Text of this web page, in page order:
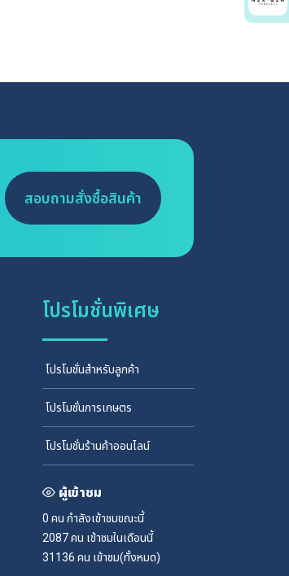
สอบถามสั่งซื้อสินค้า
โปรโมชั่นพิเศษ
โปรโมชั่นสำหรับลูกค้า
โปรโมชั่นการเกษตร
โปรโมชั่นร้านค้าออนไลน์
ผู้เข้าชม
0 คน กำลังเข้าชมขณะนี้
2087 คน เข้าชมในเดือนนี้
31136 คน เข้าชม(ทั้งหมด)